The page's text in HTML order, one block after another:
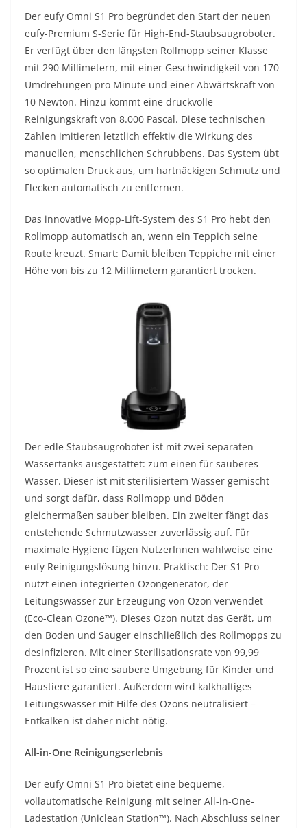
Der eufy Omni S1 Pro begründet den Start der neuen
eufy-Premium S-Serie für High-End-Staubsaugroboter.
Er verfügt über den längsten Rollmopp seiner Klasse
mit 290 Millimetern, mit einer Geschwindigkeit von 170
Umdrehungen pro Minute und einer Abwärtskraft von
10 Newton. Hinzu kommt eine druckvolle
Reinigungskraft von 8.000 Pascal. Diese technischen
Zahlen imitieren letztlich effektiv die Wirkung des
manuellen, menschlichen Schrubbens. Das System übt
so optimalen Druck aus, um hartnäckigen Schmutz und
Flecken automatisch zu entfernen.
Das innovative Mopp-Lift-System des S1 Pro hebt den
Rollmopp automatisch an, wenn ein Teppich seine
Route kreuzt. Smart: Damit bleiben Teppiche mit einer
Höhe von bis zu 12 Millimetern garantiert trocken.
Der edle Staubsaugroboter ist mit zwei separaten
Wassertanks ausgestattet: zum einen für sauberes
Wasser. Dieser ist mit sterilisiertem Wasser gemischt
und sorgt dafür, dass Rollmopp und Böden
gleichermaßen sauber bleiben. Ein zweiter fängt das
entstehende Schmutzwasser zuverlässig auf. Für
maximale Hygiene fügen NutzerInnen wahlweise eine
eufy Reinigungslösung hinzu. Praktisch: Der S1 Pro
nutzt einen integrierten Ozongenerator, der
Leitungswasser zur Erzeugung von Ozon verwendet
(Eco-Clean Ozone™). Dieses Ozon nutzt das Gerät, um
den Boden und Sauger einschließlich des Rollmopps zu
desinfizieren. Mit einer Sterilisationsrate von 99,99
Prozent ist so eine saubere Umgebung für Kinder und
Haustiere garantiert. Außerdem wird kalkhaltiges
Leitungswasser mit Hilfe des Ozons neutralisiert –
Entkalken ist daher nicht nötig.
All-in-One Reinigungserlebnis
Der eufy Omni S1 Pro bietet eine bequeme,
vollautomatische Reinigung mit seiner All-in-One-
Ladestation (Uniclean Station™). Nach Abschluss seiner